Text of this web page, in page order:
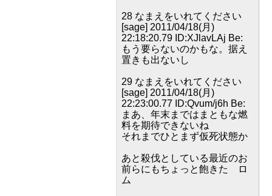
28 なまえをいれてください
[sage] 2011/04/18(月)
22:18:20.79 ID:XJlavLAj Be:
もう要らないのかもな。据え
置きも出ないし
29 なまえをいれてください
[sage] 2011/04/18(月)
22:23:00.77 ID:Qvum/j6h Be:
まあ、年末まではまともな燃
料を期待できないね
それまでひとまず仮死状態か
あと殺伐としている最近のお
前らにもちょっと飽きた ロ
ム